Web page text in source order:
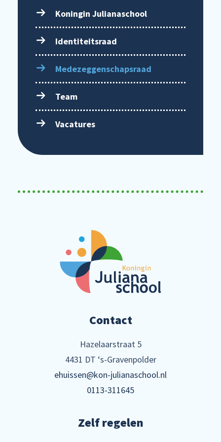
Koningin Julianaschool
Identiteitsraad
Medezeggenschapsraad
Team
Vacatures
Contact
Hazelaarstraat 5
4431 DT ‘s-Gravenpolder
ehuissen@kon-julianaschool.nl
0113-311645
Zelf regelen